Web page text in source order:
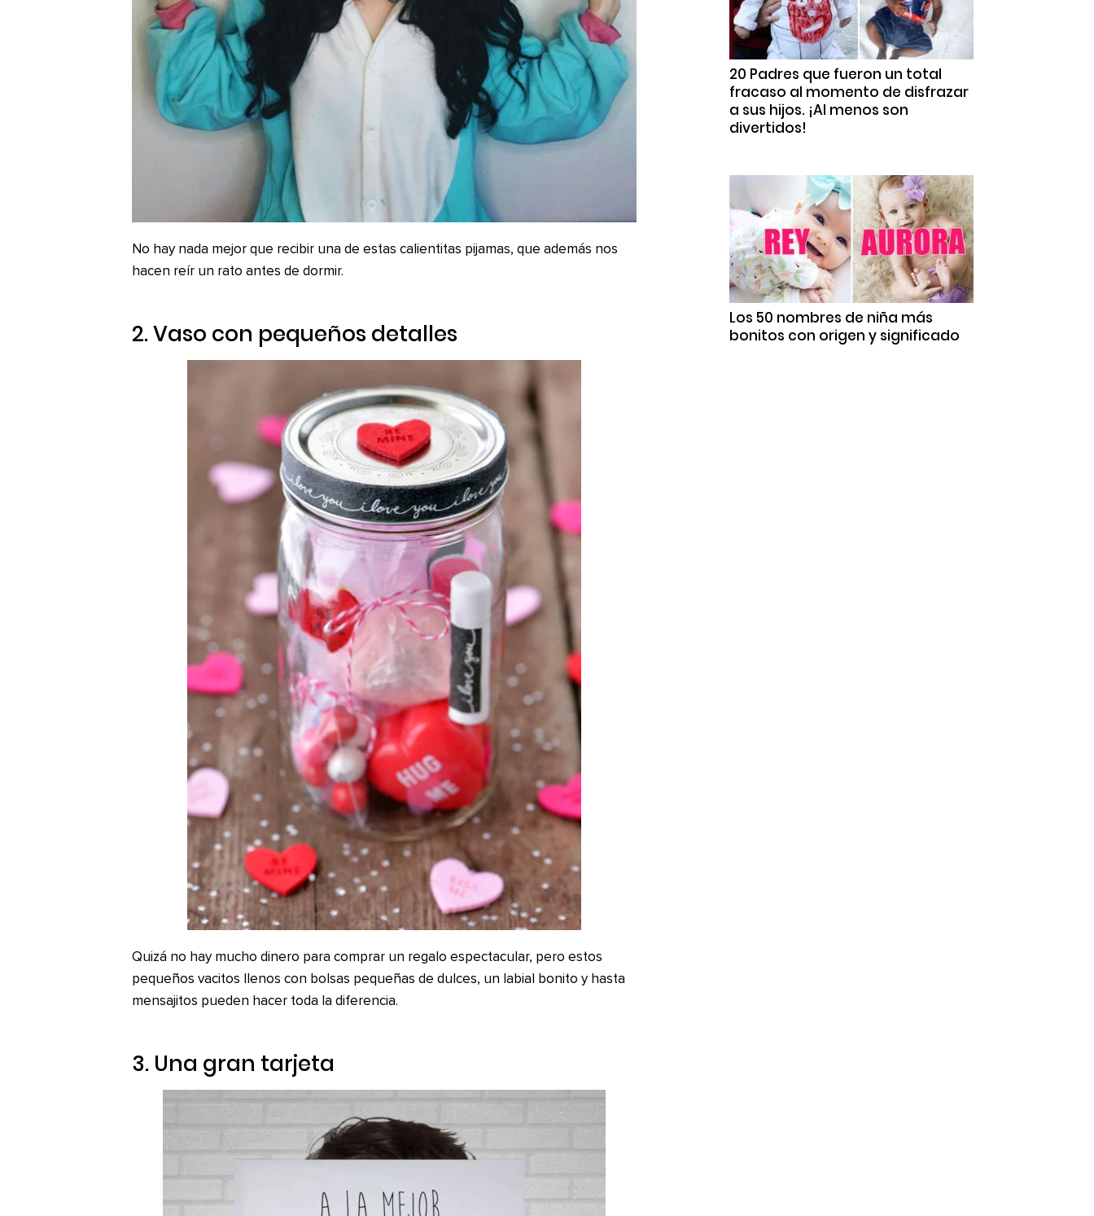
No hay nada mejor que recibir una de estas calientitas pijamas, que además nos
hacen reír un rato antes de dormir.
2. Vaso con pequeños detalles
Quizá no hay mucho dinero para comprar un regalo espectacular, pero estos
pequeños vacitos llenos con bolsas pequeñas de dulces, un labial bonito y hasta
mensajitos pueden hacer toda la diferencia.
3. Una gran tarjeta
20 Padres que fueron un total
fracaso al momento de disfrazar
a sus hijos. ¡Al menos son
divertidos!
Los 50 nombres de niña más
bonitos con origen y significado